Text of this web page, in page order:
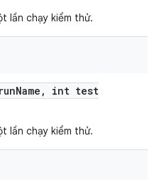
lần chạy kiểm thử.
Name ,
int test
lần chạy kiểm thử.